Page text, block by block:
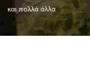
και πολλά άλλα